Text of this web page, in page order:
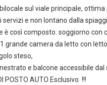
sul viale principale, ottima
servizi e non lontano dalla
è così composto: soggiorno con
grande camera da letto con
steso,
e balcone accessibile dal
POSTO AUTO Esclusivo !!!